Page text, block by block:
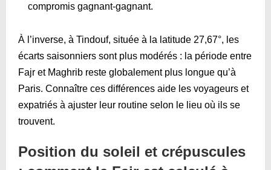
compromis gagnant-gagnant.
À l’inverse, à Tindouf, située à la latitude 27,67°, les
écarts saisonniers sont plus modérés : la période entre
Fajr et Maghrib reste globalement plus longue qu’à
Paris. Connaître ces différences aide les voyageurs et
expatriés à ajuster leur routine selon le lieu où ils se
trouvent.
Position du soleil et crépuscules